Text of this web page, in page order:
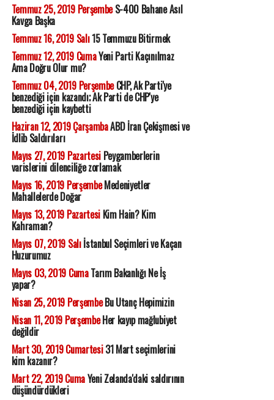
Temmuz 25, 2019 PerşembeS-400 Bahane Asıl
Kavga Başka
Temmuz 16, 2019 Salı15 Temmuzu Bitirmek
Temmuz 12, 2019 CumaYeni Parti Kaçınılmaz
Ama Doğru Olur mu?
Temmuz 04, 2019 PerşembeCHP, Ak Parti'ye
benzediği için kazandı; Ak Parti de CHP'ye
benzediği için kaybetti
Haziran 12, 2019 ÇarşambaABD İran Çekişmesi ve
İdlib Saldırıları
Mayıs 27, 2019 PazartesiPeygamberlerin
varislerini dilenciliğe zorlamak
Mayıs 16, 2019 PerşembeMedeniyetler
Mahallelerde Doğar
Mayıs 13, 2019 PazartesiKim Hain? Kim
Kahraman?
Mayıs 07, 2019 Salıİstanbul Seçimleri ve Kaçan
Huzurumuz
Mayıs 03, 2019 CumaTarım Bakanlığı Ne İş
yapar?
Nisan 25, 2019 PerşembeBu Utanç Hepimizin
Nisan 11, 2019 PerşembeHer kayıp mağlubiyet
değildir
Mart 30, 2019 Cumartesi31 Mart seçimlerini
kim kazanır?
Mart 22, 2019 CumaYeni Zelanda'daki saldırının
düşündürdükleri